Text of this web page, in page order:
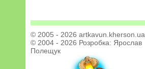
© 2005 - 2026 artkavun.kherson.ua
© 2004 - 2026 Розробка: Ярослав
Полещук